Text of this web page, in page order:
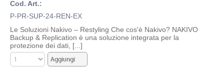
Cod. Art.:
P-PR-SUP-24-REN-EX
Le Soluzioni Nakivo – Restyling Che cos'è Nakivo? NAKIVO
Backup & Replication è una soluzione integrata per la
protezione dei dati, [...]